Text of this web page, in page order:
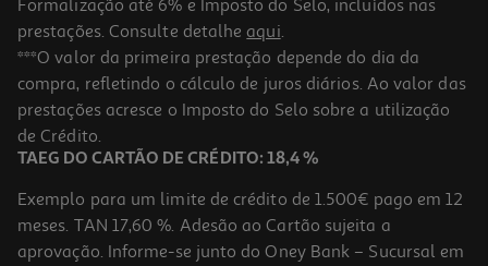
Formalização até 6% e Imposto do Selo, incluídos nas
prestações. Consulte detalhe aqui.
***O valor da primeira prestação depende do dia da
compra, refletindo o cálculo de juros diários. Ao valor das
prestações acresce o Imposto do Selo sobre a utilização
de Crédito.
TAEG DO CARTÃO DE CRÉDITO: 18,4 %
Exemplo para um limite de crédito de 1.500€ pago em 12
meses. TAN 17,60 %. Adesão ao Cartão sujeita a
aprovação. Informe-se junto do Oney Bank – Sucursal em